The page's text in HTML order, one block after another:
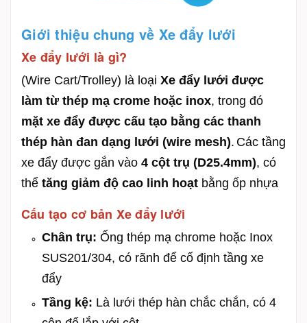
Giới thiệu chung về Xe đẩy lưới
Xe đẩy lưới là gì?
(Wire Cart/Trolley) là loại Xe đẩy lưới được
làm từ thép mạ crome hoặc inox, trong đó
mặt xe đẩy được cấu tạo bằng các thanh
thép hàn đan dạng lưới (wire mesh). Các tầng
xe đẩy được gắn vào 4 cột trụ (D25.4mm), có
thể tăng giảm độ cao linh hoạt bằng ốp nhựa
Cấu tạo cơ bản Xe đẩy lưới
Chân trụ: Ống thép mạ chrome hoặc Inox
SUS201/304, có rãnh để cố định tầng xe
đẩy
Tầng kệ: Là lưới thép hàn chắc chắn, có 4